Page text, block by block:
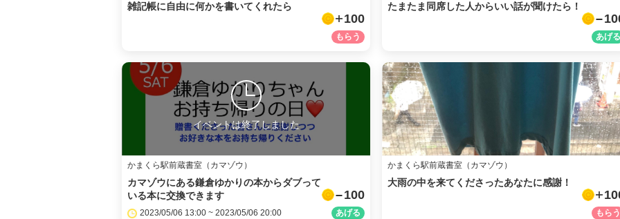
URLをコピー
雑記帳に自由に何かを書いてくれたら
100
たまたま同席した人からいい話が聞けたら！
イベントは終了しました
かまくら駅前蔵書室（カマゾウ）
カマゾウにある鎌倉ゆかりの本からダブって
いる本に交換できます
100
2023/05/06 13:00 ~ 2023/05/06 20:00
かまくら駅前蔵書室（カマゾウ）
大雨の中を来てくださったあなたに感謝！